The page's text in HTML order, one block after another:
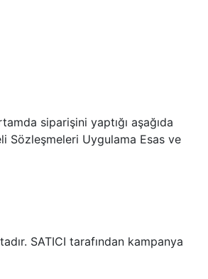
siparişini yaptığı aşağıda
Sözleşmeleri Uygulama Esas ve
SATICI tarafından kampanya